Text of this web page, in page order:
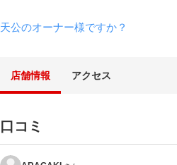
天公のオーナー様ですか？
店舗情報 アクセス
口コミ